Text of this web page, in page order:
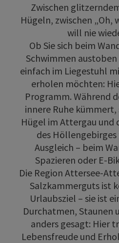
Zwischen
Hügeln, zwischen „Oh,
will nie
Ob Sie sich beim
Schwimmen
einfach im Liegestuhl
erholen möchten:
Programm. Während
innere Ruhe
Hügel im Attergau und
des
Ausgleich – beim
Spazieren oder E-
Die Region Attersee-
Salzkammerguts ist
Urlaubsziel – sie ist
Durchatmen, Staunen
anders gesagt: Hier
Lebensfreude und